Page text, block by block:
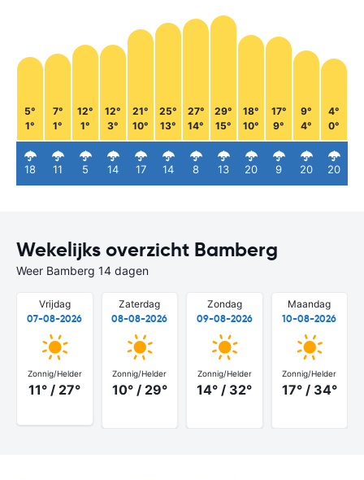
5°
1°
18
7°
1°
11
12°
1°
5
12°
3°
14
21°
10°
17
25°
13°
14
27°
14°
8
29°
15°
13
18°
10°
20
17°
9°
9
9°
4°
20
4°
0°
20
Wekelijks overzicht Bamberg
Weer Bamberg 14 dagen
Vrijdag
07-08-2026
Zonnig/Helder
11° / 27°
Zaterdag
08-08-2026
Zonnig/Helder
10° / 29°
Zondag
09-08-2026
Zonnig/Helder
14° / 32°
Maandag
10-08-2026
Zonnig/Helder
17° / 34°